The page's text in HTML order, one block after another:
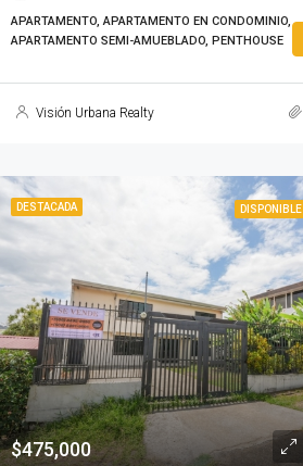
APARTAMENTO, APARTAMENTO EN CONDOMINIO,
APARTAMENTO SEMI-AMUEBLADO, PENTHOUSE
Visión Urbana Realty
DESTACADA DISPONIBLE
$475,000